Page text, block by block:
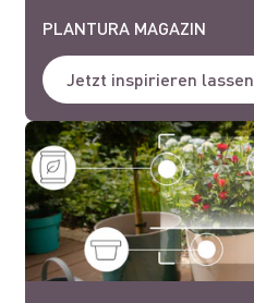
PLANTURA MAGAZIN
Jetzt inspirieren lassen